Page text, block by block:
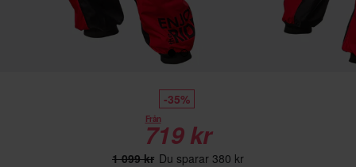
-35%
Från
719 kr
1 099 kr Du sparar 380 kr